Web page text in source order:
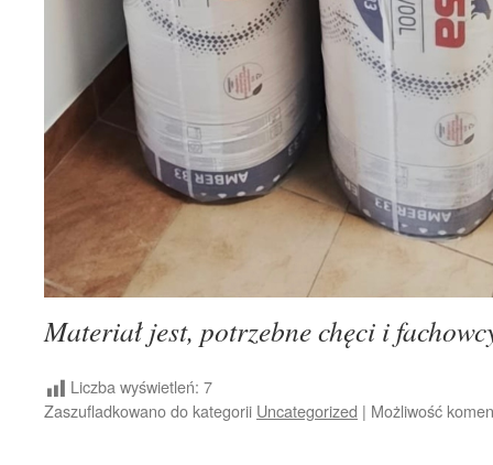
Materiał jest, potrzebne chęci i
Liczba wyświetleń: 7
Zaszufladkowano do kategorii Uncategorized | Możliwość